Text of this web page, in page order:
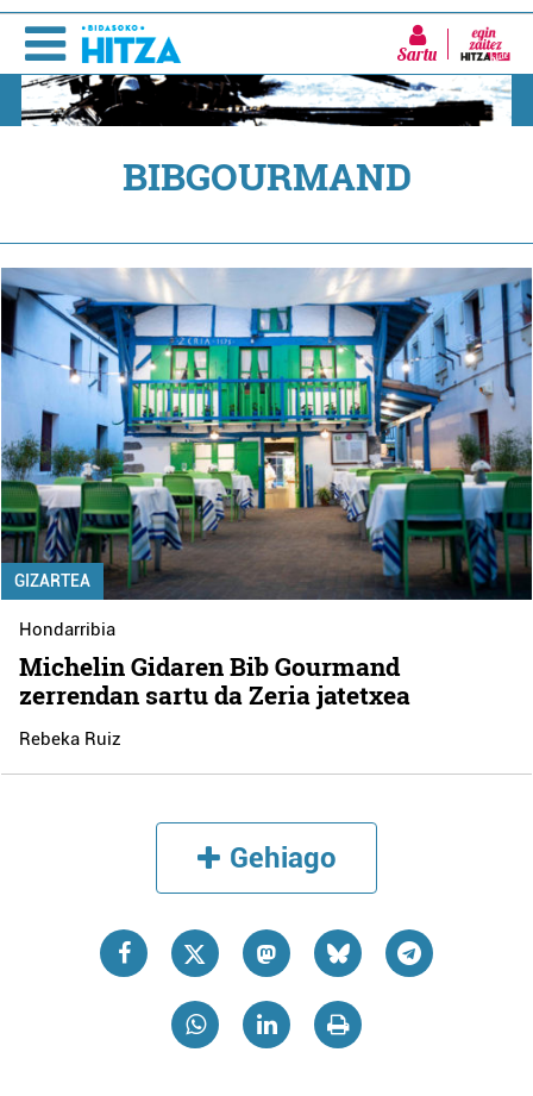
Sartu
BIBGOURMAND
GIZARTEA
Hondarribia
Michelin Gidaren Bib Gourmand
zerrendan sartu da Zeria jatetxea
Rebeka Ruiz
Gehiago